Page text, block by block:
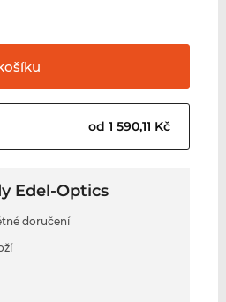
od 1 590,11 Kč
Edel-Optics
doručení